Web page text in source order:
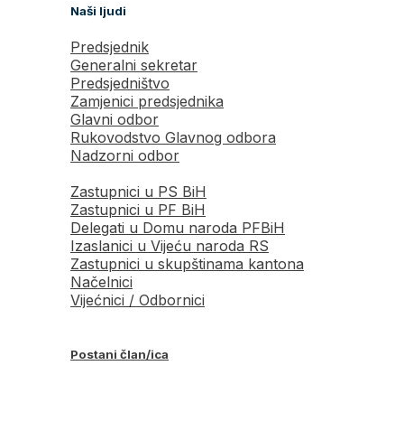
Naši ljudi
Predsjednik
Generalni sekretar
Predsjedništvo
Zamjenici predsjednika
Glavni odbor
Rukovodstvo Glavnog odbora
Nadzorni odbor
Zastupnici u PS BiH
Zastupnici u PF BiH
Delegati u Domu naroda PFBiH
Izaslanici u Vijeću naroda RS
Zastupnici u skupštinama kantona
Načelnici
Vijećnici / Odbornici
Postani član/ica